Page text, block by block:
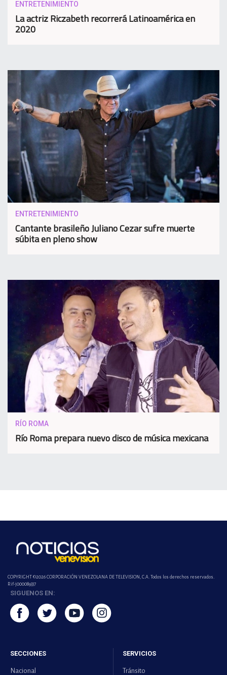
ENTRETENIMIENTO
La actriz Riczabeth recorrerá Latinoamérica en
2020
ENTRETENIMIENTO
Cantante brasileño Juliano Cezar sufre muerte
súbita en pleno show
RÍO ROMA
Río Roma prepara nuevo disco de música mexicana
COPYRIGHT ©2026 CORPORACIÓN VENEZOLANA DE TELEVISION, C.A. Todos los derechos reservados.
Rif-j000089337
SIGUENOS EN:
SECCIONES
Nacional
SERVICIOS
Tránsito